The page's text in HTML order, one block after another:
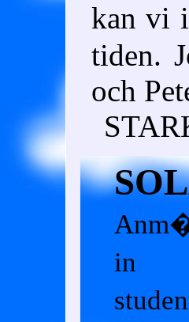
kan vi
tiden.
och
in